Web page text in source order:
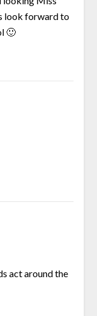
look forward to
🙂
act around the